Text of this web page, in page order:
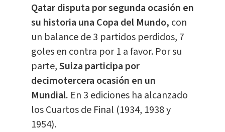
Qatar disputa por segunda ocasión en
su historia una Copa del Mundo, con
un balance de 3 partidos perdidos, 7
goles en contra por 1 a favor. Por su
parte,Suiza participa por
decimotercera ocasión en un
Mundial. En 3 ediciones ha alcanzado
los Cuartos de Final (1934, 1938 y
1954).